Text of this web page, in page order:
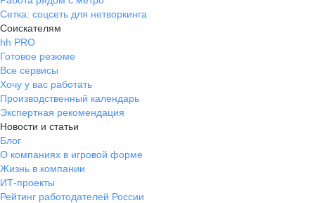
Сетка: соцсеть для нетворкинга
Соискателям
hh PRO
Готовое резюме
Все сервисы
Хочу у вас работать
Производственный календарь
Экспертная рекомендация
Новости и статьи
Блог
О компаниях в игровой форме
Жизнь в компании
ИТ-проекты
Рейтинг работодателей России